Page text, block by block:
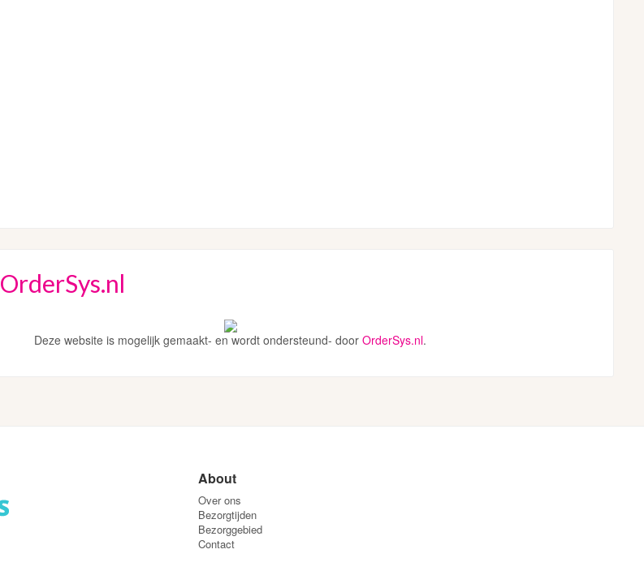
OrderSys.nl
Deze website is mogelijk gemaakt- en wordt ondersteund- door OrderSys.nl.
About
Over ons
Bezorgtijden
Bezorggebied
Contact